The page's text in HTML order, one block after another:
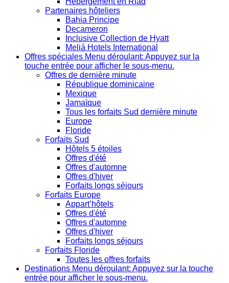
Partenaires hôteliers
Bahia Principe
Decameron
Inclusive Collection de Hyatt
Meliá Hotels International
Offres spéciales Menu déroulant: Appuyez sur la
touche entrée pour afficher le sous-menu.
Offres de dernière minute
République dominicaine
Mexique
Jamaïque
Tous les forfaits Sud dernière minute
Europe
Floride
Forfaits Sud
Hôtels 5 étoiles
Offres d'été
Offres d'automne
Offres d'hiver
Forfaits longs séjours
Forfaits Europe
Appart’hôtels
Offres d'été
Offres d'automne
Offres d'hiver
Forfaits longs séjours
Forfaits Floride
Toutes les offres forfaits
Destinations Menu déroulant: Appuyez sur la touche
entrée pour afficher le sous-menu.